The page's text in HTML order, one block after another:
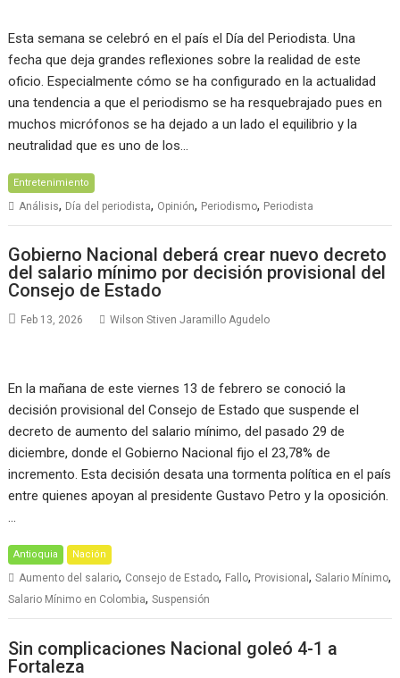
Esta semana se celebró en el país el Día del Periodista. Una
fecha que deja grandes reflexiones sobre la realidad de este
oficio. Especialmente cómo se ha configurado en la actualidad
una tendencia a que el periodismo se ha resquebrajado pues en
muchos micrófonos se ha dejado a un lado el equilibrio y la
neutralidad que es uno de los…
Entretenimiento
Análisis, Día del periodista, Opinión, Periodismo, Periodista
Gobierno Nacional deberá crear nuevo decreto
del salario mínimo por decisión provisional del
Consejo de Estado
Feb 13, 2026 Wilson Stiven Jaramillo Agudelo
En la mañana de este viernes 13 de febrero se conoció la
decisión provisional del Consejo de Estado que suspende el
decreto de aumento del salario mínimo, del pasado 29 de
diciembre, donde el Gobierno Nacional fijo el 23,78% de
incremento. Esta decisión desata una tormenta política en el país
entre quienes apoyan al presidente Gustavo Petro y la oposición.
…
Antioquia Nación
Aumento del salario, Consejo de Estado, Fallo, Provisional,Salario Mínimo,
Salario Mínimo en Colombia,Suspensión
Sin complicaciones Nacional goleó 4-1 a
Fortaleza